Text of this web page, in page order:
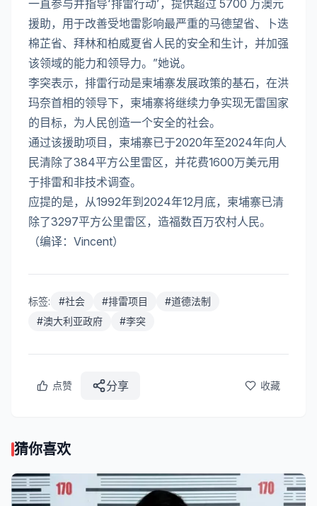
一直参与并指导‘排雷行动’，提供超过 5700 万澳元
援助，用于改善受地雷影响最严重的马德望省、卜迭
棉芷省、拜林和柏威夏省人民的安全和生计，并加强
该领域的能力和领导力。”她说。
李突表示，排雷行动是柬埔寨发展政策的基石，在洪
玛奈首相的领导下，柬埔寨将继续力争实现无雷国家
的目标，为人民创造一个安全的社会。
通过该援助项目，柬埔寨已于2020年至2024年向人
民清除了384平方公里雷区，并花费1600万美元用
于排雷和非技术调查。
应提的是，从1992年到2024年12月底，柬埔寨已清
除了3297平方公里雷区，造福数百万农村人民。
（编译：Vincent）
标签: #社会 #排雷项目 #道德法制
#澳大利亚政府 #李突
点赞 分享 收藏
猜你喜欢